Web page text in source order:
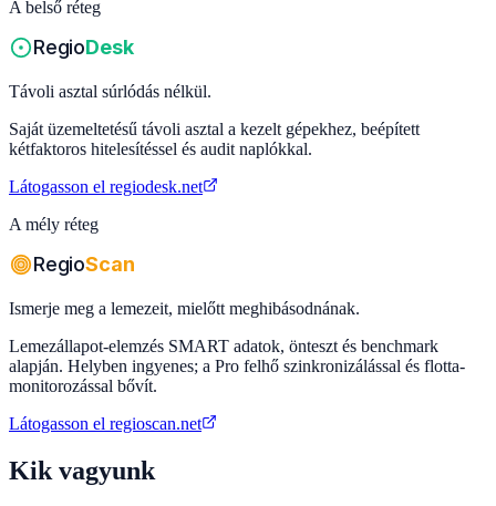
A belső réteg
RegioDesk
Távoli asztal súrlódás nélkül.
Saját üzemeltetésű távoli asztal a kezelt gépekhez, beépített
kétfaktoros hitelesítéssel és audit naplókkal.
Látogasson el regiodesk.net
A mély réteg
RegioScan
Ismerje meg a lemezeit, mielőtt meghibásodnának.
Lemezállapot-elemzés SMART adatok, önteszt és benchmark
alapján. Helyben ingyenes; a Pro felhő szinkronizálással és flotta-
monitorozással bővít.
Látogasson el regioscan.net
Kik vagyunk